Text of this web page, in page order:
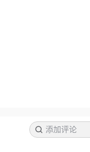
添加评论